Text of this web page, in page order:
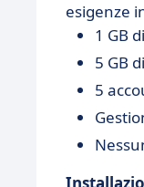
esigenze
1 GB
5 GB
5